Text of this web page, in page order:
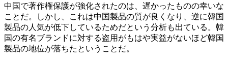
中国で著作権保護が強化されたのは、遅かったものの幸いな
ことだ。しかし、これは中国製品の質が良くなり、逆に韓国
製品の人気が低下しているためだという分析も出ている。韓
国の有名ブランドに対する盗用がもはや実益がないほど韓国
製品の地位が落ちたということだ。